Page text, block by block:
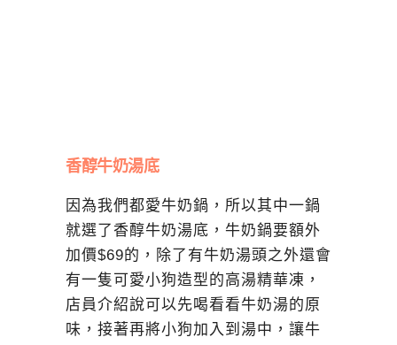
香醇牛奶湯底
因為我們都愛牛奶鍋，所以其中一鍋
就選了香醇牛奶湯底，牛奶鍋要額外
加價$69的，除了有牛奶湯頭之外還會
有一隻可愛小狗造型的高湯精華凍，
店員介紹說可以先喝看看牛奶湯的原
味，接著再將小狗加入到湯中，讓牛